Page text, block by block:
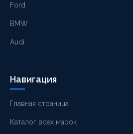
Ford
BMW
Audi
Навигация
Главная страница
Каталог всех марок